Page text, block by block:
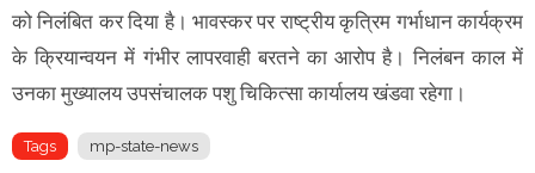
को निलंबित कर दिया है। भावस्कर पर राष्ट्रीय कृत्रिम गर्भाधान कार्यक्रम
के क्रियान्वयन में गंभीर लापरवाही बरतने का आरोप है। निलंबन काल में
उनका मुख्यालय उपसंचालक पशु चिकित्सा कार्यालय खंडवा रहेगा।
Tags mp-state-news